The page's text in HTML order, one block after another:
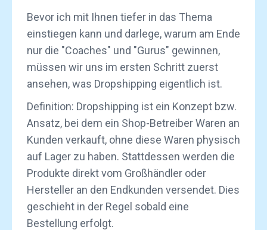
Bevor ich mit Ihnen tiefer in das Thema
einstiegen kann und darlege, warum am Ende
nur die "Coaches" und "Gurus" gewinnen,
müssen wir uns im ersten Schritt zuerst
ansehen, was Dropshipping eigentlich ist.
Definition: Dropshipping ist ein Konzept bzw.
Ansatz, bei dem ein Shop-Betreiber Waren an
Kunden verkauft, ohne diese Waren physisch
auf Lager zu haben. Stattdessen werden die
Produkte direkt vom Großhändler oder
Hersteller an den Endkunden versendet. Dies
geschieht in der Regel sobald eine
Bestellung erfolgt.